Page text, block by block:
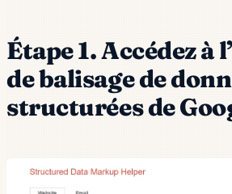
Étape 1. Accédez à
de balisage de
structurées de